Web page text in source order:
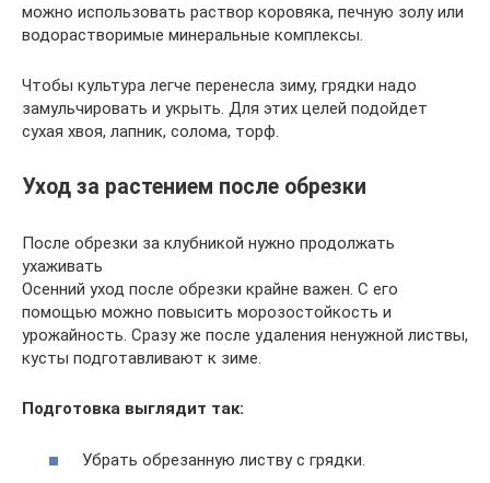
можно использовать раствор коровяка, печную золу или
водорастворимые минеральные комплексы.
Чтобы культура легче перенесла зиму, грядки надо
замульчировать и укрыть. Для этих целей подойдет
сухая хвоя, лапник, солома, торф.
Уход за растением после обрезки
После обрезки за клубникой нужно продолжать
ухаживать
Осенний уход после обрезки крайне важен. С его
помощью можно повысить морозостойкость и
урожайность. Сразу же после удаления ненужной листвы,
кусты подготавливают к зиме.
Подготовка выглядит так:
Убрать обрезанную листву с грядки.